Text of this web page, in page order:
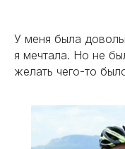
У меня была
я мечтала. Но не
желать чего-то